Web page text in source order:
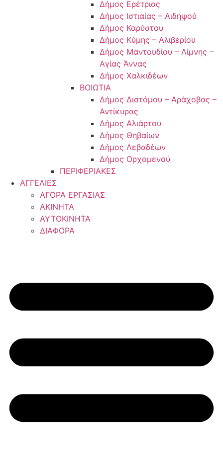
Δήμος Ερέτριας
Δήμος Ιστιαίας – Αιδηψού
Δήμος Καρύστου
Δήμος Κύμης – Αλιβερίου
Δήμος Μαντουδίου – Λίμνης –
Αγίας Άννας
Δήμος Χαλκιδέων
ΒΟΙΩΤΙΑ
Δήμος Διστόμου – Αράχοβας –
Αντίκυρας
Δήμος Αλιάρτου
Δήμος Θηβαίων
Δήμος Λεβαδέων
Δήμος Ορχομενού
ΠΕΡΙΦΕΡΙΑΚΕΣ
ΑΓΓΕΛΙΕΣ
ΑΓΟΡΑ ΕΡΓΑΣΙΑΣ
ΑΚΙΝΗΤΑ
ΑΥΤΟΚΙΝΗΤΑ
ΔΙΑΦΟΡΑ